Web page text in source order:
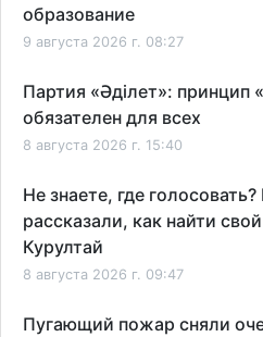
образование
9 августа 2026 г. 08:27
Партия «Әділет»: принцип
обязателен для всех
8 августа 2026 г. 15:40
Не знаете, где
рассказали, как найти
Курултай
8 августа 2026 г. 09:47
Пугающий пожар сняли